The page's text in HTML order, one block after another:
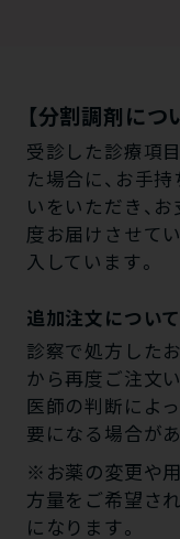
【分割調剤につ
受診した診療項
た場合に、お手
いをいただき、
度お届けさせて
入しています。
追加注文について
診察で処方した
から再度ご注文
医師の判断によ
要になる場合が
※お薬の変更や
方量をご希望さ
になります。